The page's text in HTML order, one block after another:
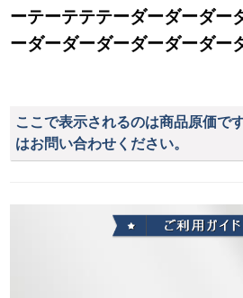
ーテーテテテーダーダーダー
ーダーダーダーダーダーダー
ここで表示されるのは商品原価で
はお問い合わせください。